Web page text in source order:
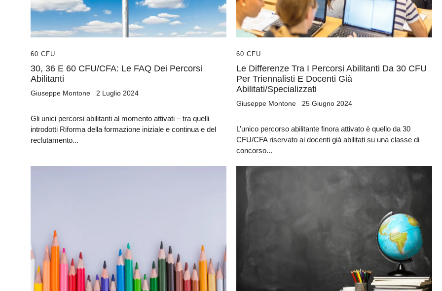
60 CFU
30, 36 E 60 CFU/CFA: Le FAQ Dei Percorsi
Abilitanti
Giuseppe Montone 2 Luglio 2024
Gli unici percorsi abilitanti al momento attivati – tra quelli
introdotti Riforma della formazione iniziale e continua e del
reclutamento...
60 CFU
Le Differenze Tra I Percorsi Abilitanti Da 30 CFU
Per Triennalisti E Docenti Già
Abilitati/specializzati
Giuseppe Montone 25 Giugno 2024
L’unico percorso abilitante finora attivato è quello da 30
CFU/CFA riservato ai docenti già abilitati su una classe di
concorso...